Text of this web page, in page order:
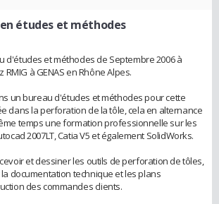
études et méthodes
d'études et méthodes de Septembre 2006 à
RMIG à GENAS en Rhône Alpes.
un bureau d'études et méthodes pour cette
dans la perforation de la tôle, cela en alternance
temps une formation professionnelle sur les
2007LT, Catia V5 et également SolidWorks.
et dessiner les outils de perforation de tôles,
documentation technique et les plans
des commandes clients.